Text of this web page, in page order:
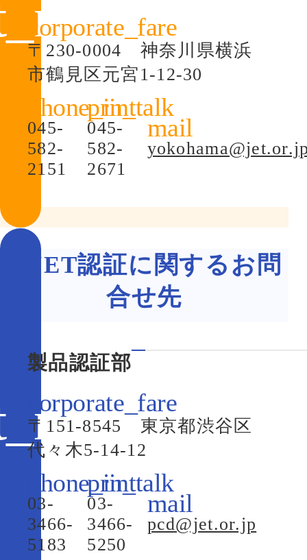
〒230-0004 神奈川県横浜
市鶴見区元宮1-12-30
045-
582-
2151
045-
582-
2671
S-JET認証に関するお問
合せ先
製品認証部
〒151-8545 東京都渋谷区
代々木5-14-12
03-
3466-
5183
03-
3466-
5250
pcd@jet.or.jp